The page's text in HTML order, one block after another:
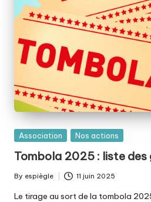
e
s
-
c
o
l
e
J
Posted
Association Nos actions
Tombola 2025 : liste des
Posted
by
By espiègle 11 juin 2025
Le tirage au sort de la tombola